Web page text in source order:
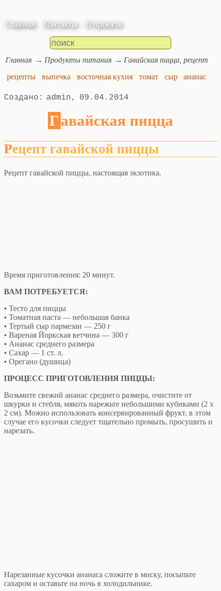
Главная Контакты О проекте
Главная Продукты питания
Гавайская пицца, рецепт
рецепты
выпечка восточная кухня томат сыр ананас
admin 09.04.2014
Гавайская пицца
Рецепт гавайской пиццы
Рецепт гавайской пиццы, настоящая экзотика.
Время приготовления: 20 минут.
ВАМ ПОТРЕБУЕТСЯ:
• Тесто для пиццы
• Томатная паста — небольшая банка
• Тертый сыр пармезан — 250 г
• Вареная Йоркская ветчина — 300 г
• Ананас среднего размера
• Сахар — 1 ст. л.
• Орегано (душица)
ПРОЦЕСС ПРИГОТОВЛЕНИЯ ПИЦЦЫ:
Возьмите свежий ананас среднего размера, очистите от
шкурки и стебля, мякоть нарежьте небольшими кубиками (2 х
2 см). Можно использовать консервированный фрукт, в этом
случае его кусочки следует тщательно промыть, просушить и
нарезать.
Нарезанные кусочки ананаса сложите в миску, посыпьте
сахаром и оставьте на ночь в холодильнике.